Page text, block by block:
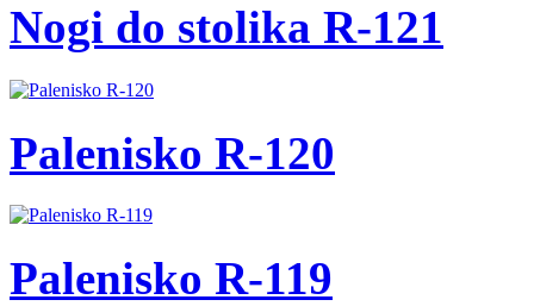
Nogi do stolika R-121
Palenisko R-120
Palenisko R-119